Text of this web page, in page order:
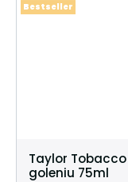
Taylor
goleniu 75ml
Bestseller